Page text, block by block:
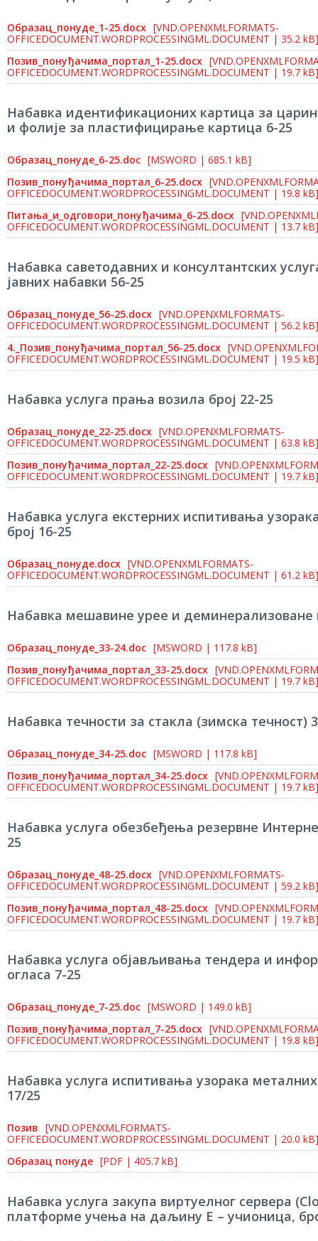
Образац_понуде_1-25.docx [VND.OPENXMLFORMATS-
OFFICEDOCUMENT.WORDPROCESSINGML.DOCUMENT | 35.2 kB]
Позив_понуђачима_портал_1-25.docx
OFFICEDOCUMENT.WORDPROCESSINGML.DOCUMENT | 19.7 kB]
Набавка идентификационих картица за
и фолије за пластифицирање картица 6-25
Образац_понуде_6-25.doc [MSWORD | 685.1 kB]
Позив_понуђачима_портал_6-25.docx
OFFICEDOCUMENT.WORDPROCESSINGML.DOCUMENT | 19.8 kB]
Питања_и_одговори_понуђачима_6-25.docx
OFFICEDOCUMENT.WORDPROCESSINGML.DOCUMENT | 13.7 kB]
Набавка саветодавних и консултантских
јавних набавки 56-25
Образац_понуде_56-25.docx [VND.OPENXMLFORMATS-
OFFICEDOCUMENT.WORDPROCESSINGML.DOCUMENT | 56.2 kB]
4._Позив_понуђачима_портал_56-25.docx
OFFICEDOCUMENT.WORDPROCESSINGML.DOCUMENT | 19.5 kB]
Набавка услуга прања возила број 22-25
Образац_понуде_22-25.docx [VND.OPENXMLFORMATS-
OFFICEDOCUMENT.WORDPROCESSINGML.DOCUMENT | 63.8 kB]
Позив_понуђачима_портал_22-25.docx
OFFICEDOCUMENT.WORDPROCESSINGML.DOCUMENT | 19.7 kB]
Набавка услуга екстерних испитивања
број 16-25
Образац_понуде.docx [VND.OPENXMLFORMATS-
OFFICEDOCUMENT.WORDPROCESSINGML.DOCUMENT | 61.2 kB]
Набавка мешавине урее и деминерализоване
Образац_понуде_33-24.doc [MSWORD | 117.8 kB]
Позив_понуђачима_портал_33-25.docx
OFFICEDOCUMENT.WORDPROCESSINGML.DOCUMENT | 19.7 kB]
Набавка течности за стакла (зимска течност)
Образац_понуде_34-25.doc [MSWORD | 117.8 kB]
Позив_понуђачима_портал_34-25.docx
OFFICEDOCUMENT.WORDPROCESSINGML.DOCUMENT | 19.7 kB]
Набавка услуга обезбеђења резервне
25
Образац_понуде_48-25.docx [VND.OPENXMLFORMATS-
OFFICEDOCUMENT.WORDPROCESSINGML.DOCUMENT | 59.2 kB]
Позив_понуђачима_портал_48-25.docx
OFFICEDOCUMENT.WORDPROCESSINGML.DOCUMENT | 19.7 kB]
Набавка услуга објављивања тендера и
огласа 7-25
Образац_понуде_7-25.doc [MSWORD | 149.0 kB]
Позив_понуђачима_портал_7-25.docx
OFFICEDOCUMENT.WORDPROCESSINGML.DOCUMENT | 19.8 kB]
Набавка услуга испитивања узорака
17/25
Позив [VND.OPENXMLFORMATS-
OFFICEDOCUMENT.WORDPROCESSINGML.DOCUMENT | 20.0 kB]
Образац понуде [PDF | 405.7 kB]
Набавка услуга закупа виртуелног сервера
платформе учења на даљину Е – учионица,